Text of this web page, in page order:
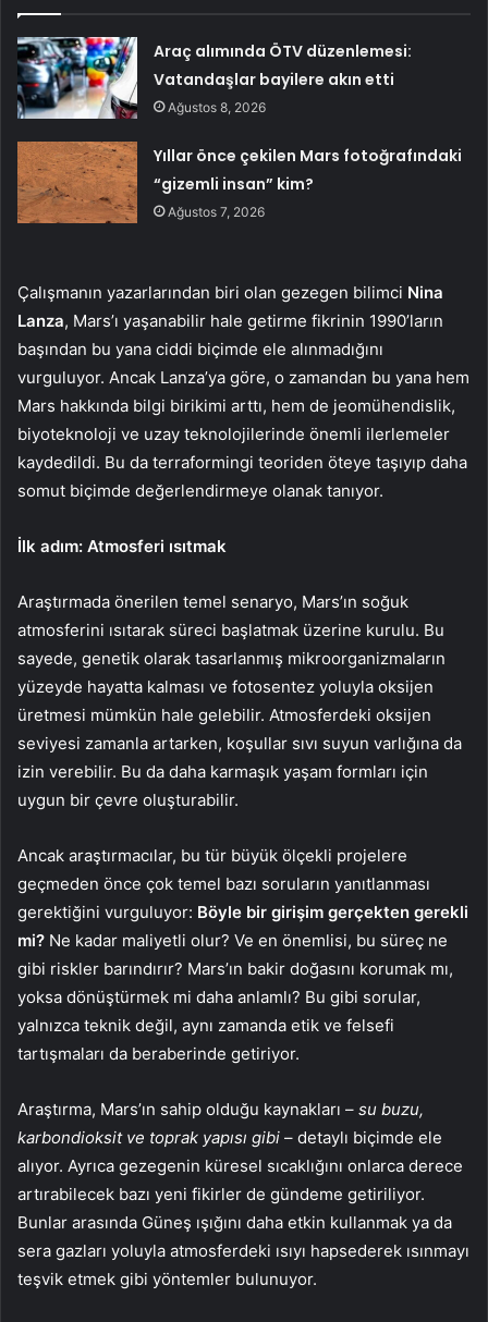
Araç alımında ÖTV düzenlemesi:
Vatandaşlar bayilere akın etti
Ağustos 8, 2026
Yıllar önce çekilen Mars fotoğrafındaki
“gizemli insan” kim?
Ağustos 7, 2026
Çalışmanın yazarlarından biri olan gezegen bilimci Nina
Lanza, Mars’ı yaşanabilir hale getirme fikrinin 1990’ların
başından bu yana ciddi biçimde ele alınmadığını
vurguluyor. Ancak Lanza’ya göre, o zamandan bu yana hem
Mars hakkında bilgi birikimi arttı, hem de jeomühendislik,
biyoteknoloji ve uzay teknolojilerinde önemli ilerlemeler
kaydedildi. Bu da terraformingi teoriden öteye taşıyıp daha
somut biçimde değerlendirmeye olanak tanıyor.
İlk adım: Atmosferi ısıtmak
Araştırmada önerilen temel senaryo, Mars’ın soğuk
atmosferini ısıtarak süreci başlatmak üzerine kurulu. Bu
sayede, genetik olarak tasarlanmış mikroorganizmaların
yüzeyde hayatta kalması ve fotosentez yoluyla oksijen
üretmesi mümkün hale gelebilir. Atmosferdeki oksijen
seviyesi zamanla artarken, koşullar sıvı suyun varlığına da
izin verebilir. Bu da daha karmaşık yaşam formları için
uygun bir çevre oluşturabilir.
Ancak araştırmacılar, bu tür büyük ölçekli projelere
geçmeden önce çok temel bazı soruların yanıtlanması
gerektiğini vurguluyor: Böyle bir girişim gerçekten gerekli
mi? Ne kadar maliyetli olur? Ve en önemlisi, bu süreç ne
gibi riskler barındırır? Mars’ın bakir doğasını korumak mı,
yoksa dönüştürmek mi daha anlamlı? Bu gibi sorular,
yalnızca teknik değil, aynı zamanda etik ve felsefi
tartışmaları da beraberinde getiriyor.
Araştırma, Mars’ın sahip olduğu kaynakları – su buzu,
karbondioksit ve toprak yapısı gibi – detaylı biçimde ele
alıyor. Ayrıca gezegenin küresel sıcaklığını onlarca derece
artırabilecek bazı yeni fikirler de gündeme getiriliyor.
Bunlar arasında Güneş ışığını daha etkin kullanmak ya da
sera gazları yoluyla atmosferdeki ısıyı hapsederek ısınmayı
teşvik etmek gibi yöntemler bulunuyor.